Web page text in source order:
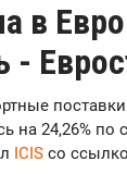
в
-
на 24,26%
ICIS со